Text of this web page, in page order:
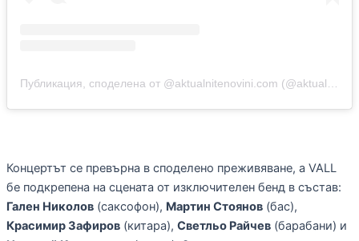
Концертът се превърна в споделено преживяване, а VALL
бе подкрепена на сцената от изключителен бенд в състав:
Гален Николов (саксофон), Мартин Стоянов (бас),
Красимир Зафиров (китара), Светльо Райчев (барабани) и